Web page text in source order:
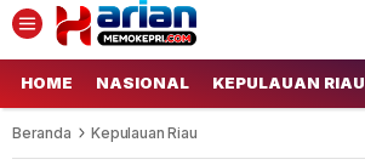
HOME NASIONAL KEPULAUAN RIAU
Beranda Kepulauan Riau